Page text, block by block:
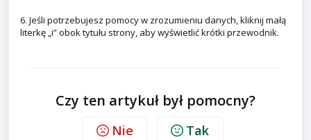
6. Jeśli potrzebujesz pomocy w zrozumieniu danych, kliknij małą
literkę „i” obok tytułu strony, aby wyświetlić krótki przewodnik.
Czy ten artykuł był pomocny?
Nie Tak